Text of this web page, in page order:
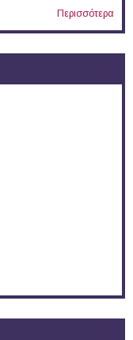
Περισσότερα